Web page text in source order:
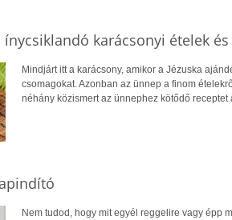
ínycsiklandó karácsonyi ételek
Mindjárt itt a karácsony, amikor a Jézuska
csomagokat. Azonban az ünnep a finom
néhány közismert az ünnephez kötődő
Nem tudod, hogy mit egyél reggelire vagy épp